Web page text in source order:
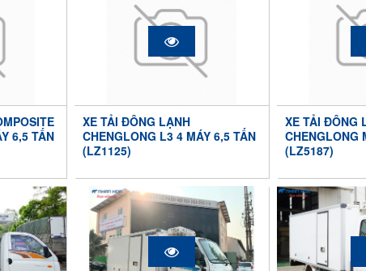
6,5 TẤN
XE TẢI ĐÔNG LẠNH
CHENGLONG L3 4 MÁY 6,5 TẤN
(LZ1125)
XE TẢI ĐÔNG
CHENGLONG
(LZ5187)